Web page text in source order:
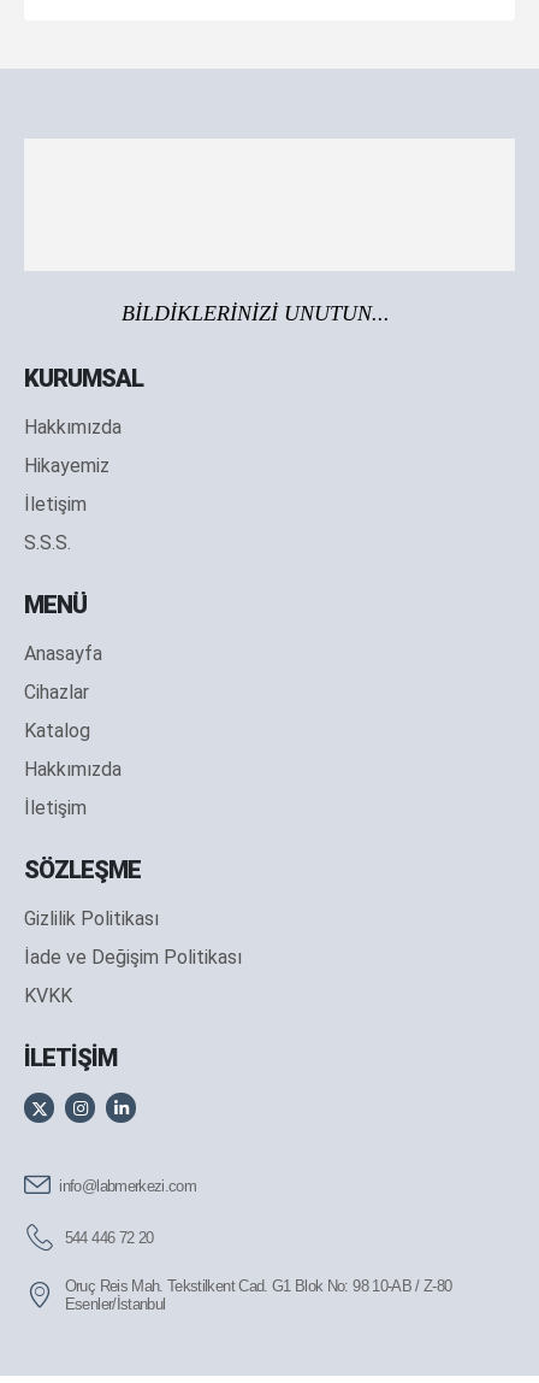
BİLDİKLERİNİZİ UNUTUN...
KURUMSAL
Hakkımızda
Hikayemiz
İletişim
S.S.S.
MENÜ
Anasayfa
Cihazlar
Katalog
Hakkımızda
İletişim
SÖZLEŞME
Gizlilik Politikası
İade ve Değişim Politikası
KVKK
İLETİŞİM
info@labmerkezi.com
544 446 72 20
Oruç Reis Mah. Tekstilkent Cad. G1 Blok No: 98 10-AB / Z-80
Esenler/İstanbul